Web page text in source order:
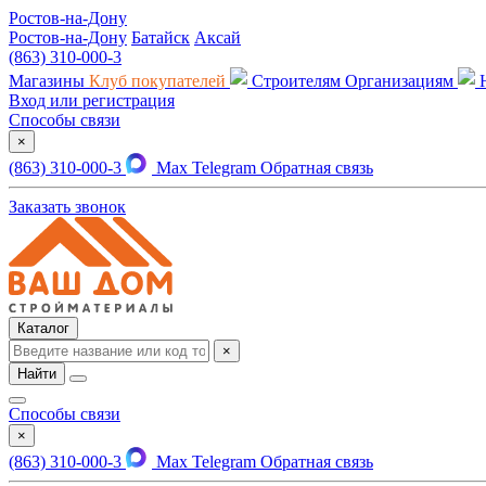
Ростов-на-Дону
Ростов-на-Дону Батайск Аксай
(863) 310-000-3
Магазины Клуб покупателей Строителям Организациям
Вход или регистрация
Способы связи
×
(863) 310-000-3 Max Telegram Обратная связь
Заказать звонок
Каталог
×
Найти
Способы связи
×
(863) 310-000-3 Max Telegram Обратная связь